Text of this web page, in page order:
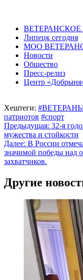
ВЕТЕРАНСКОЕ
Липецк сегодня
МОО
Новости
Общество
Пресс-релиз
Центр
Хештеги:
патриотов #спорт
Навигация
по
записям
Предыдущая: 32-я
мужества и стойкости
Далее: В России
значимой победы над
захватчиков.
Другие